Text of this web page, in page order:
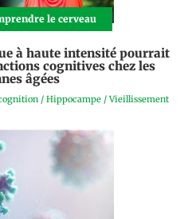
le cerveau
à haute intensité pourrait
cognitives chez les
âgées
/ Hippocampe/ Vieillissement